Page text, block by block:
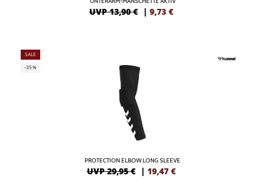
UVP 13,90 € | 9,73 €
SALE
-35%
PROTECTION ELBOW LONG SLEEVE
UVP 29,95 € | 19,47 €